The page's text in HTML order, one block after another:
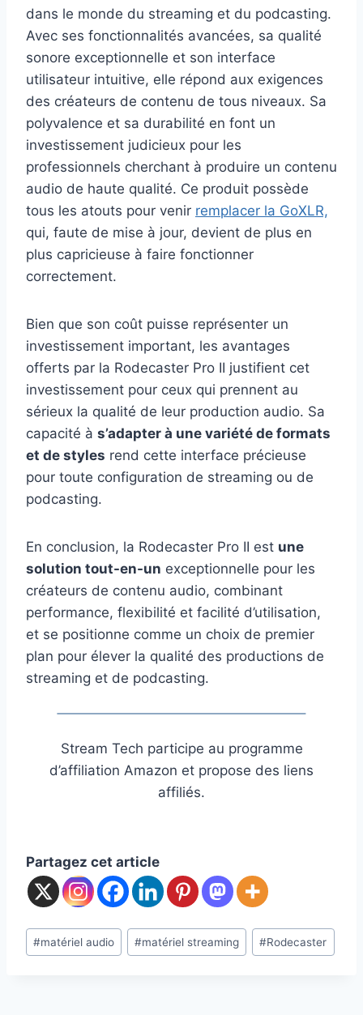
dans le monde du streaming et du podcasting.
Avec ses fonctionnalités avancées, sa qualité
sonore exceptionnelle et son interface
utilisateur intuitive, elle répond aux exigences
des créateurs de contenu de tous niveaux. Sa
polyvalence et sa durabilité en font un
investissement judicieux pour les
professionnels cherchant à produire un contenu
audio de haute qualité. Ce produit possède
tous les atouts pour venir remplacer la GoXLR,
qui, faute de mise à jour, devient de plus en
plus capricieuse à faire fonctionner
correctement.
Bien que son coût puisse représenter un
investissement important, les avantages
offerts par la Rodecaster Pro II justifient cet
investissement pour ceux qui prennent au
sérieux la qualité de leur production audio. Sa
capacité à s’adapter à une variété de formats
et de styles rend cette interface précieuse
pour toute configuration de streaming ou de
podcasting.
En conclusion, la Rodecaster Pro II est une
solution tout-en-un exceptionnelle pour les
créateurs de contenu audio, combinant
performance, flexibilité et facilité d’utilisation,
et se positionne comme un choix de premier
plan pour élever la qualité des productions de
streaming et de podcasting.
Stream Tech participe au programme
d’affiliation Amazon et propose des liens
affiliés.
Partagez cet article
Post
Tags:
#matériel audio #matériel streaming #Rodecaster